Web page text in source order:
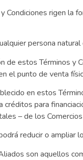
Condiciones rigen la
persona
de estos Términos y
el punto de venta
en estos
créditos para
– de los
reducir o ampliar
son aquellos